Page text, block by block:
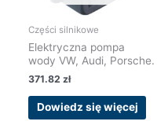
Części silnikowe
Elektryczna pompa
wody VW, Audi, Porsche.
371.82zł
Dowiedz się więcej